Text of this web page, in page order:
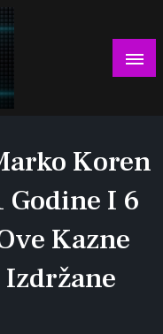
Koren
Godine I 6
Kazne